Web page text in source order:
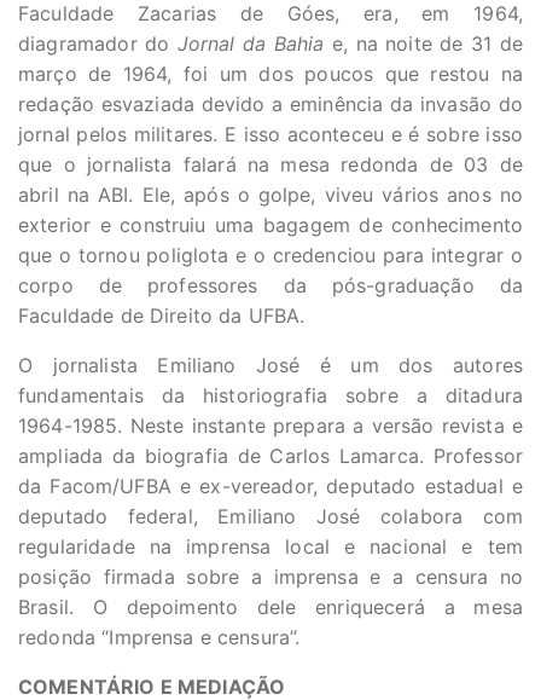
Faculdade Zacarias de Góes, era, em 1964,
diagramador do Jornal da Bahia e, na noite de 31 de
março de 1964, foi um dos poucos que restou na
redação esvaziada devido a eminência da invasão do
jornal pelos militares. E isso aconteceu e é sobre isso
que o jornalista falará na mesa redonda de 03 de
abril na ABI. Ele, após o golpe, viveu vários anos no
exterior e construiu uma bagagem de conhecimento
que o tornou poliglota e o credenciou para integrar o
corpo de professores da pós-graduação da
Faculdade de Direito da UFBA.
O jornalista Emiliano José é um dos autores
fundamentais da historiografia sobre a ditadura
1964-1985. Neste instante prepara a versão revista e
ampliada da biografia de Carlos Lamarca. Professor
da Facom/UFBA e ex-vereador, deputado estadual e
deputado federal, Emiliano José colabora com
regularidade na imprensa local e nacional e tem
posição firmada sobre a imprensa e a censura no
Brasil. O depoimento dele enriquecerá a mesa
redonda “Imprensa e censura”.
COMENTÁRIO E MEDIAÇÃO